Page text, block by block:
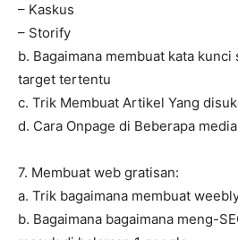
– Kaskus
– Storify
b. Bagaimana membuat kata
target tertentu
c. Trik Membuat Artikel Yang
d. Cara Onpage di Beberapa
7. Membuat web gratisan:
a. Trik bagaimana membuat
b. Bagaimana bagaimana meng-